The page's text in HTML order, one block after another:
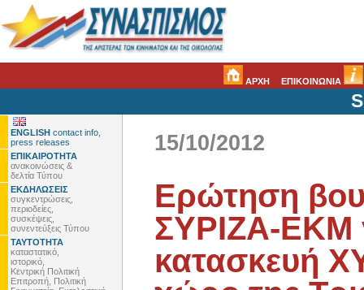
ΑΡΧΗ ΕΠΙΚΟΙΝΩΝΙΑ
ENGLISH contact info,
press releases
ΕΠΙΚΑΙΡΟΤΗΤΑ
ανακοινώσεις &
δελτία Τύπου
ΕΚΔΗΛΩΣΕΙΣ
συγκεντρώσεις,
περιοδείες,
συσκέψεις,
συνεντεύξεις Τύπου
ΤΑΥΤΟΤΗΤΑ
καταστατικό,
ιστορικό,
Κεντρική Πολιτική
Επιτροπή, Πολιτική
15/10/2012
Ερώτηση
ΣΥΡΙΖΑ-ΕΚΜ
κατασκευή